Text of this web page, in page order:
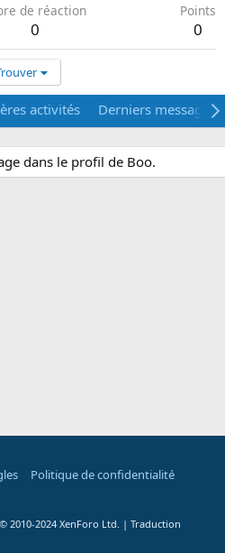
de réaction
0
Points
0
activités Derniers messages
dans le profil de Boo.
Politique de confidentialité
© 2010-2024 XenForo Ltd. | Traduction